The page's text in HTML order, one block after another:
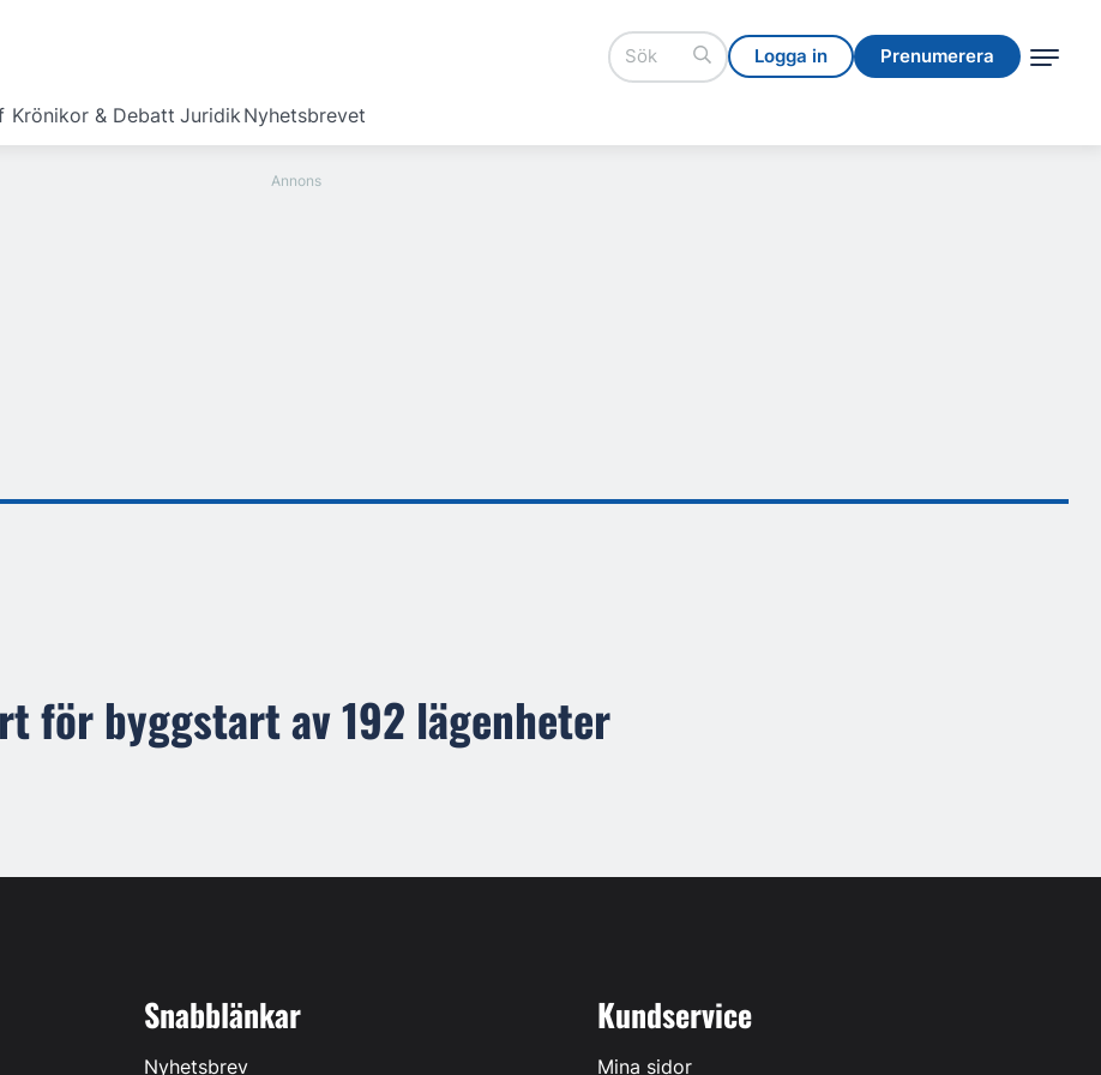
Logga in Prenumerera
Krönikor & Debatt JuridikNyhetsbrevet
Logga in Prenumerera
för byggstart av 192 lägenheter
Snabblänkar
Nyhetsbrev
Kundservice
Mina sidor